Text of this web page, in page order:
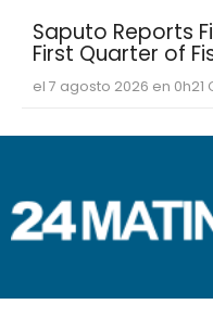
Saputo Reports
First Quarter of
30, 2026
el 7 agosto 2026 en 0h21